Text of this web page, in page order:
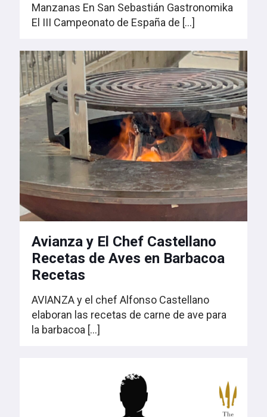
Manzanas En San Sebastián Gastronomika
El III Campeonato de España de […]
Avianza y El Chef Castellano
Recetas de Aves en Barbacoa
Recetas
AVIANZA y el chef Alfonso Castellano
elaboran las recetas de carne de ave para
la barbacoa […]